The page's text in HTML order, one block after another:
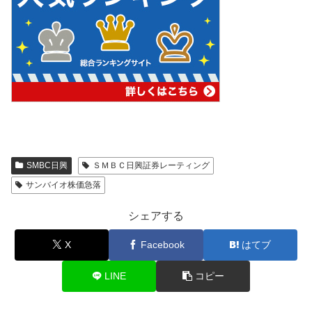
SMBC日興
ＳＭＢＣ日興証券レーティング
サンバイオ株価急落
シェアする
X Facebook はてブ
LINE コピー